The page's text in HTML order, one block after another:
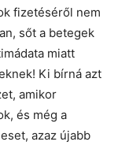
fizetéséről nem
sőt a betegek
miatt
Ki bírná azt
amikor
és még a
azaz újabb